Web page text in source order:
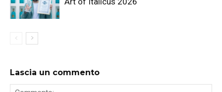
Lascia un commento